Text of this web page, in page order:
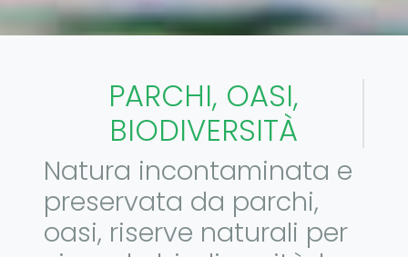
PARCHI, OASI,
BIODIVERSITÀ
Natura incontaminata e
preservata da parchi,
oasi, riserve naturali per